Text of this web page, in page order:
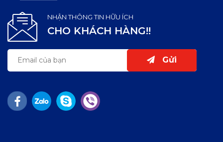
NHẬN THÔNG TIN HỮU ÍCH
CHO KHÁCH HÀNG!!
Gửi